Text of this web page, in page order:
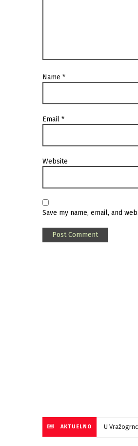
Name *
Email *
Website
Save my name, email, and
AKTUELNO U